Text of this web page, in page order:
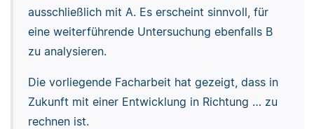
ausschließlich mit A. Es erscheint sinnvoll, für
eine weiterführende Untersuchung ebenfalls B
zu analysieren.
Die vorliegende Facharbeit hat gezeigt, dass in
Zukunft mit einer Entwicklung in Richtung … zu
rechnen ist.